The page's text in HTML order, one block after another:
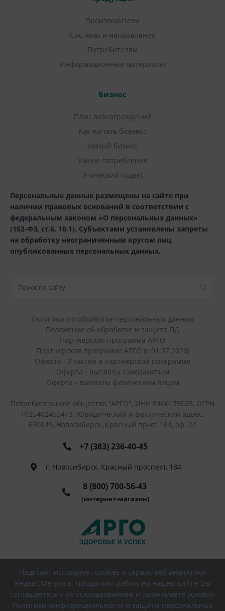
Производители
Системы и направления
Потребителям
Информационные материалы
Бизнес
План вознаграждений
Как начать бизнесс
Умный бизнес
Умное потребление
Этический кодекс
Персональные данные размещены на сайте при
наличии правовых оснований в соответствии с
федеральным законом «О персональных данных»
(152-ФЗ, ст.6, 10.1). Субъектами установлены запреты
на обработку неограниченным кругом лиц
опубликованных персональных данных.
Политика по обработке персональных данных
Положение об обработке и защите ПД
Партнерская программа АРГО
Партнерская программа АРГО (с 01.07.2026)
Оферта - Участие в партнерской программе
Оферта - выплаты самозанятым
Оферта - выплаты физическим лицам
Потребительское общество "АРГО", ИНН 5406175025, ОГРН
1025402455473. Юридический и фактический адрес:
630049, Новосибирск, Красный пр-кт, 184, оф. 22
+7 (383) 236-40-45
г. Новосибирск, Красный проспект, 184
8 (800) 700-56-43
(интернет-магазин)
© 2026 РПО АРГО, Все права защищены
Наш сайт использует cookies и сервис веб-аналитики
Яндекс.Метрика. Продолжая работу на нашем сайте, Вы
соглашаетесь с их использованием и принимаете условия
Политики конфиденциальности и защиты персональных